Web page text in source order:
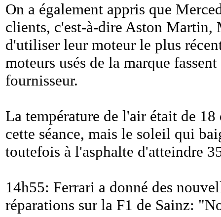
On a également appris que
clients, c'est-à-dire Aston Martin,
d'utiliser leur moteur le plus
moteurs usés de la marque
fournisseur.
La température de l'air était de 18
cette séance, mais le soleil qui
toutefois à l'asphalte d'atteindre
14h55: Ferrari a donné des
réparations sur la F1 de Sainz: "